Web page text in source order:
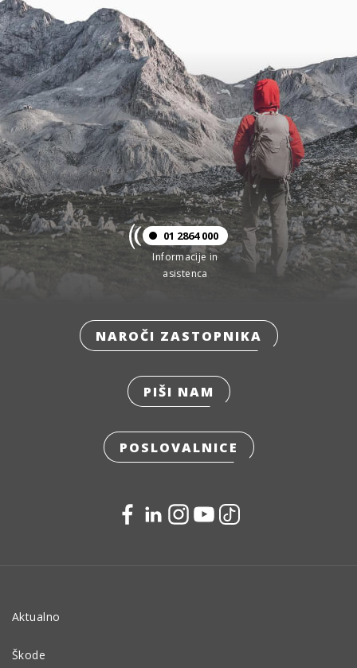
01 2864 000
Informacije in
asistenca
NAROČI ZASTOPNIKA
PIŠI NAM
POSLOVALNICE
Aktualno
Škode